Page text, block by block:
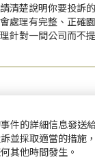
清楚說明你要投訴
處理有完整、正確
針對一間公司而不
件的詳細信息發送
並採取適當的措施
其他時間發生。